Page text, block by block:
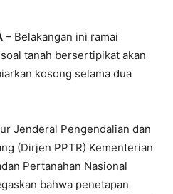
– Belakangan ini ramai
tanah bersertipikat akan
kosong selama dua
Jenderal Pengendalian dan
(Dirjen PPTR) Kementerian
Pertanahan Nasional
bahwa penetapan